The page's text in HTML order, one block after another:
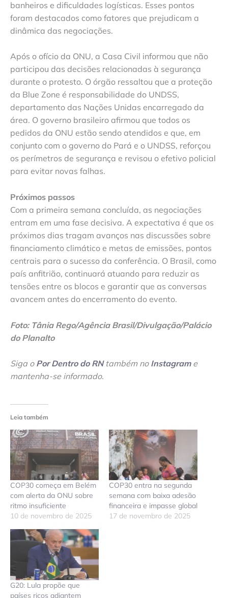
banheiros e dificuldades logísticas. Esses pontos
foram destacados como fatores que prejudicam a
dinâmica das negociações.
Após o ofício da ONU, a Casa Civil informou que não
participou das decisões relacionadas à segurança
durante o protesto. O órgão ressaltou que a proteção
da Blue Zone é responsabilidade do UNDSS,
departamento das Nações Unidas encarregado da
área. O governo brasileiro afirmou que todos os
pedidos da ONU estão sendo atendidos e que, em
conjunto com o governo do Pará e o UNDSS, reforçou
os perímetros de segurança e revisou o efetivo policial
para evitar novas falhas.
Próximos passos
Com a primeira semana concluída, as negociações
entram em uma fase decisiva. A expectativa é que os
próximos dias tragam avanços nas discussões sobre
financiamento climático e metas de emissões, pontos
centrais para o sucesso da conferência. O Brasil, como
país anfitrião, continuará atuando para reduzir as
tensões entre os blocos e garantir que as conversas
avancem antes do encerramento do evento.
Foto: Tânia Rego/Agência Brasil/Divulgação/Palácio
do Planalto
Siga o Por Dentro do RNtambém no Instagrame
mantenha-se informado.
Leia também
COP30 começa em Belém
com alerta da ONU sobre
ritmo insuficiente
10 de novembro de 2025
COP30 entra na segunda
semana com baixa adesão
financeira e impasse global
17 de novembro de 2025
G20: Lula propõe que
países ricos adiantem